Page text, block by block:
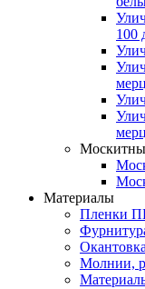
100
Материалы
Пленки
Молнии,